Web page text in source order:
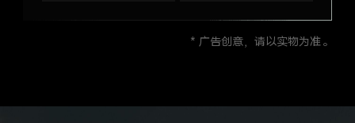
* 广告创意，请以实物为准。